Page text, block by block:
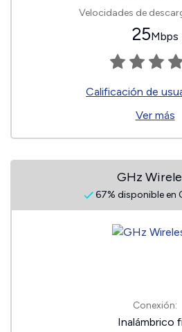
Velocidades de
25Mbps
Calificación de
Ver más
GHz
67% disponible en
Conexión:
Inalámbrico